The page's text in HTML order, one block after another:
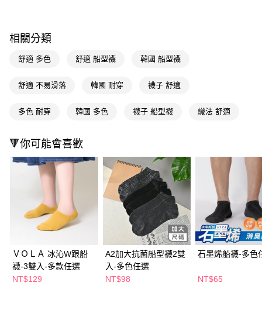
Google Pay
相關說明
便利好安心！
２．便利：只要手機號碼，簡訊認證，即可結帳。
３．安心：先確認商品／服務後，再付款。
【「AFTEE先享後付」結帳流程】
１．於結帳方式選擇「AFTEE先享後付」後，將跳轉至「AFTEE先享後付」
結帳頁面，進行簡訊認證並確認金額後，即可完成結帳。
２．訂單成立數日內，您將收到繳費通知簡訊。
３．收到繳費通知簡訊後14天內，點擊此簡訊中的連結，可透過四大超商／
ATM／網路銀行／等多元方式進行付款，方視為交易完成。
※ 請注意：結帳手續完成當下不需立刻繳費，但若您需要取消訂單，請聯絡
購買商品的店家。未經商家同意取消之訂單仍視為有效，需透過AFTEE先享
後付繳納相關費用。
※ 交易是否成功請以「AFTEE先享後付 」之結帳頁面顯示為準，若有關於
客戶支援中心」
https://netprotections.freshdesk.com/support/home
全家取貨付款
每筆NT$65，滿NT$390(含以上)免運費
付款後全家取貨
每筆NT$65，滿NT$390(含以上)免運費
萊爾富取貨付款
每筆NT$65，滿NT$490(含以上)免運費
付款後萊爾富取貨
每筆NT$65，滿NT$490(含以上)免運費
相關分類
舒適 多色 舒適 船型襪 韓國 船型襪
舒適 不易滑落 韓國 耐穿 襪子 舒適
多色 耐穿 韓國 多色 襪子 船型襪 織法 舒適
🔻你可能會喜歡
ＶＯＬＡ 冰沁W跟船
襪-3雙入-多款任選
NT$129
A2加大抗菌船型襪2雙
入-多色任選
NT$98
石墨烯船襪-多色
NT$65